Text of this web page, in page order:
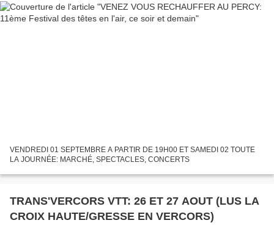
VENDREDI 01 SEPTEMBRE A PARTIR DE 19H00 ET SAMEDI 02 TOUTE
LA JOURNÉE: MARCHÉ, SPECTACLES, CONCERTS
TRANS'VERCORS VTT: 26 ET 27 AOUT (LUS LA
CROIX HAUTE/GRESSE EN VERCORS)